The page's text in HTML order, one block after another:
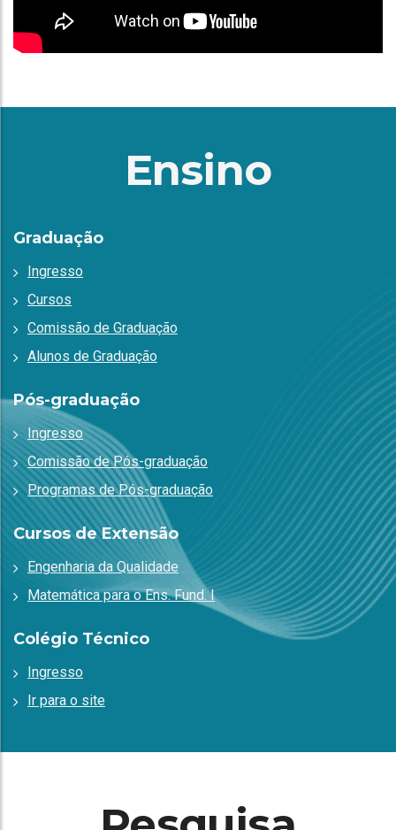
Ensino
Graduação
Ingresso
Cursos
Comissão de Graduação
Alunos de Graduação
Pós-graduação
Ingresso
Comissão de Pós-graduação
Programas de Pós-graduação
Cursos de Extensão
Engenharia da Qualidade
Matemática para o Ens. Fund. I
Colégio Técnico
Ingresso
Ir para o site